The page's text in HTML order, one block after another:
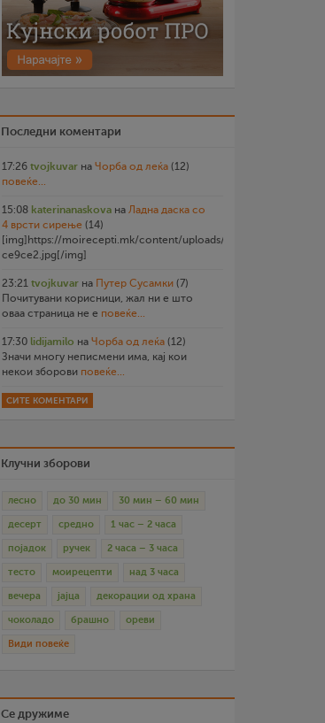
Последни коментари
17:26 tvojkuvar на Чорба од леќа (12)
повеќе...
15:08 katerinanaskova на Ладна даска со
4 врсти сирење (14)
[img]https://moirecepti.mk/content/uploads/2026/07/
ce9ce2.jpg[/img]
23:21 tvojkuvar на Путер Сусамки (7)
Почитувани корисници, жал ни е што
оваа страница не е повеќе...
17:30 lidijamilo на Чорба од леќа (12)
Значи многу неписмени има, кај кои
некои зборови повеќе...
СИТЕ КОМЕНТАРИ
Клучни зборови
лесно до 30 мин 30 мин – 60 мин
десерт средно 1 час – 2 часа
појадок ручек 2 часа – 3 часа
тесто моирецепти над 3 часа
вечера јајца декорации од храна
чоколадо брашно ореви
Види повеќе
Се дружиме